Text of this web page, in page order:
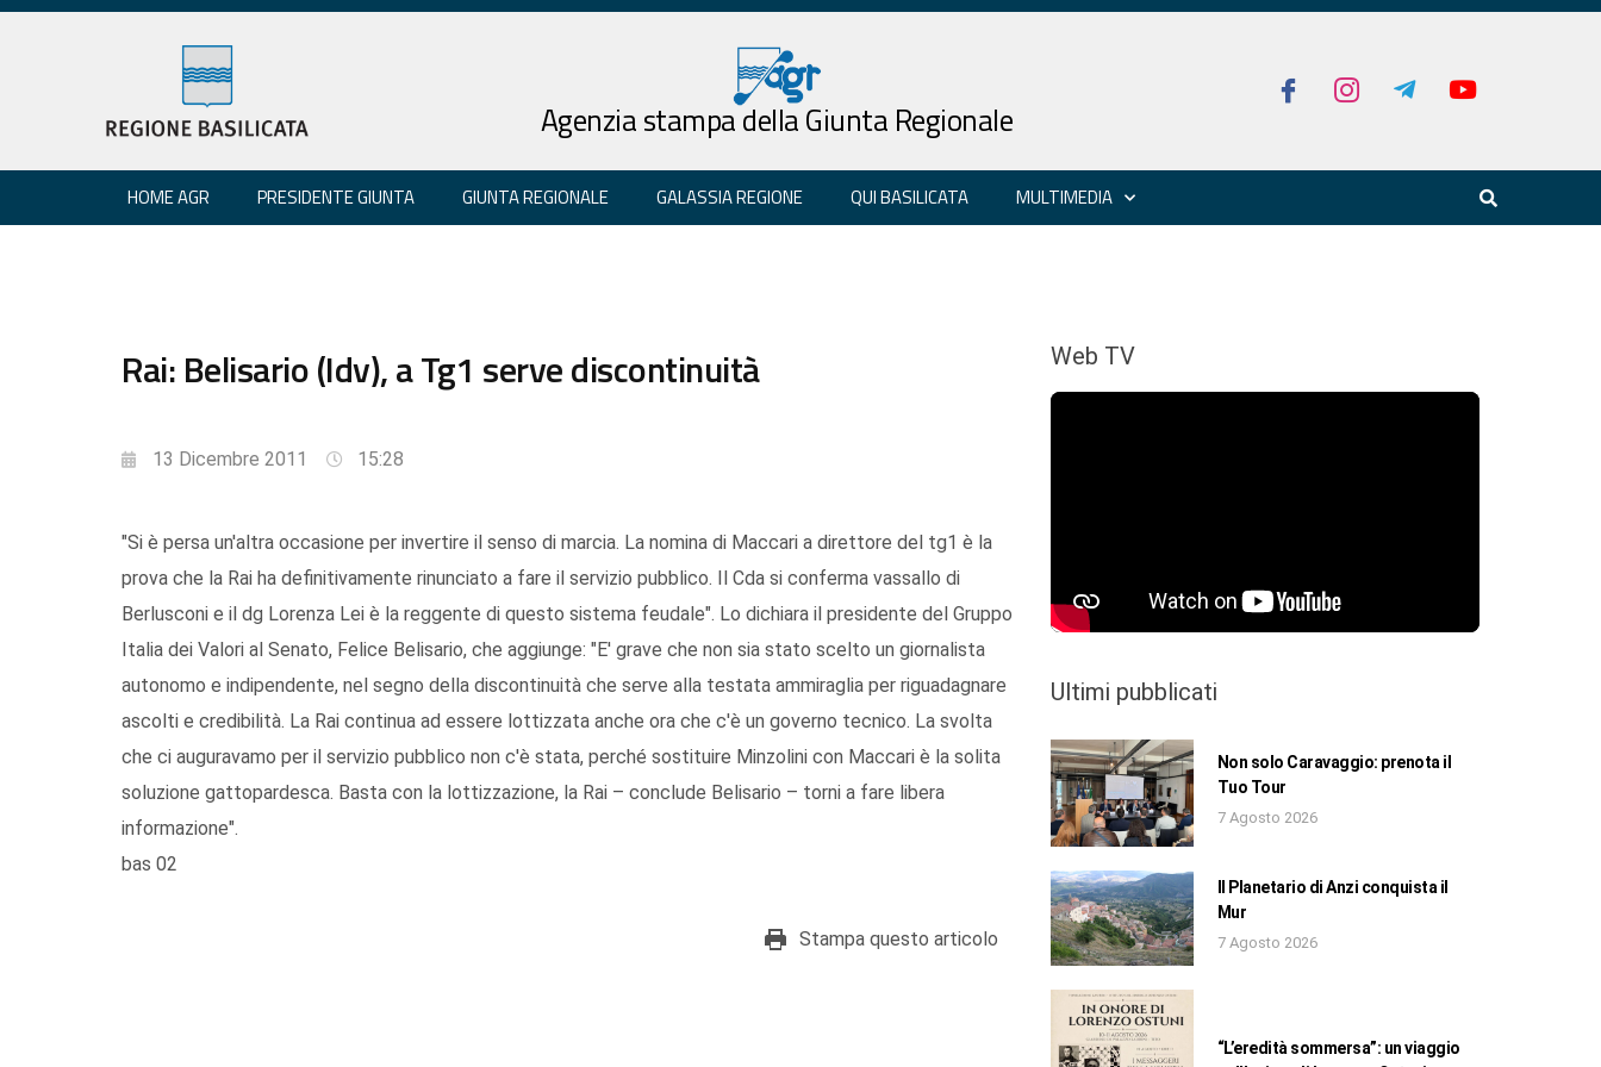
Agenzia stampa della Giunta Regionale
HOME AGR PRESIDENTE GIUNTA GIUNTA REGIONALE GALASSIA REGIONE QUI BASILICATA MULTIMEDIA
Rai: Belisario (Idv), a Tg1 serve discontinuità
13 Dicembre 2011 15:28
"Si è persa un'altra occasione per invertire il senso di marcia. La nomina di Maccari a direttore del tg1 è la
prova che la Rai ha definitivamente rinunciato a fare il servizio pubblico. Il Cda si conferma vassallo di
Berlusconi e il dg Lorenza Lei è la reggente di questo sistema feudale". Lo dichiara il presidente del Gruppo
Italia dei Valori al Senato, Felice Belisario, che aggiunge: "E' grave che non sia stato scelto un giornalista
autonomo e indipendente, nel segno della discontinuità che serve alla testata ammiraglia per riguadagnare
ascolti e credibilità. La Rai continua ad essere lottizzata anche ora che c'è un governo tecnico. La svolta
che ci auguravamo per il servizio pubblico non c'è stata, perché sostituire Minzolini con Maccari è la solita
soluzione gattopardesca. Basta con la lottizzazione, la Rai – conclude Belisario – torni a fare libera
informazione".
bas 02
Stampa questo articolo
Web TV
Ultimi pubblicati
Non solo Caravaggio: prenota il
Tuo Tour
7 Agosto 2026
Il Planetario di Anzi conquista il
Mur
7 Agosto 2026
“L’eredità sommersa”: un viaggio